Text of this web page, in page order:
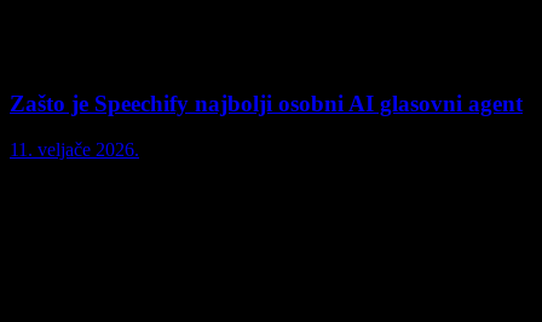
Zašto je Speechify najbolji osobni AI glasovni agent
11. veljače 2026.